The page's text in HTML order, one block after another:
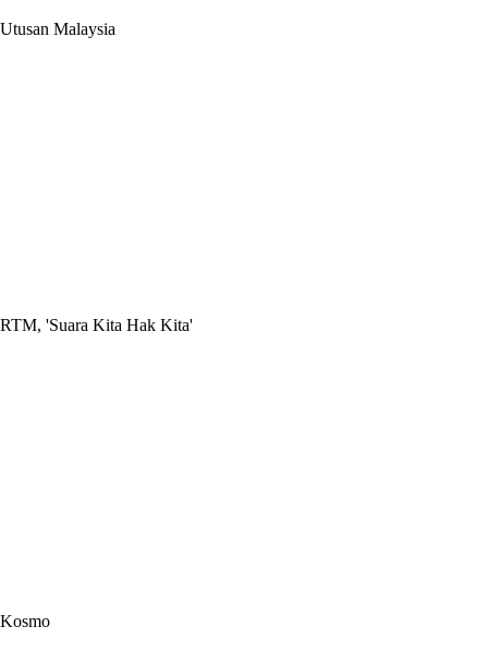
Utusan Malaysia
RTM, 'Suara Kita Hak Kita'
Kosmo